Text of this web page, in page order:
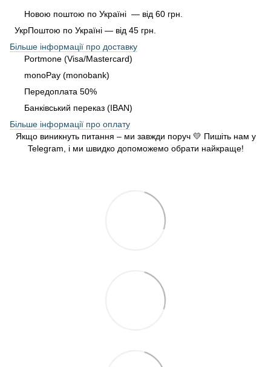
Новою поштою по Україні — від 60 грн.
УкрПоштою по Україні — від 45 грн.
Більше інформації про доставку
Portmone (Visa/Mastercard)
monoPay (monobank)
Передоплата 50%
Банківський переказ (IBAN)
Більше інформації про оплату
Якщо виникнуть питання – ми завжди поруч 💛 Пишіть нам у
Telegram, і ми швидко допоможемо обрати найкраще!